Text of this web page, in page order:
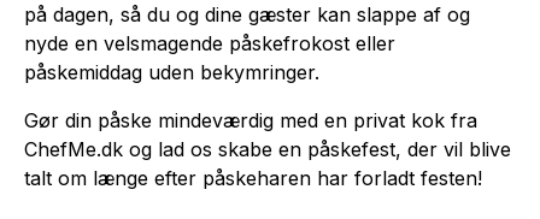
på dagen, så du og dine gæster kan slappe af og
nyde en velsmagende påskefrokost eller
påskemiddag uden bekymringer.
Gør din påske mindeværdig med en privat kok fra
ChefMe.dk og lad os skabe en påskefest, der vil blive
talt om længe efter påskeharen har forladt festen!